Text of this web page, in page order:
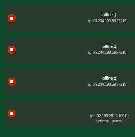
offline :(
ip: 85.204.193.58:27215
offline :(
ip: 85.204.193.58:27216
offline :(
ip: 85.204.193.58:27218
ip: 192.168.251.2:10011:
uptime:
users: